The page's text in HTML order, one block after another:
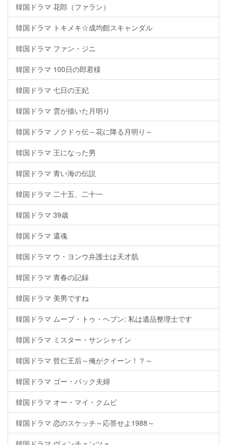
韓国ドラマ 花郎（ファラン）
韓国ドラマ トキメキ☆成均館スキャンダル
韓国ドラマ ファン・ジニ
韓国ドラマ 100日の郎君様
韓国ドラマ 七日の王妃
韓国ドラマ 雲が描いた月明り
韓国ドラマ ノクドゥ伝～花に降る月明り～
韓国ドラマ 王になった男
韓国ドラマ 青い海の伝説
韓国ドラマ 二十五、二十一
韓国ドラマ 39歳
韓国ドラマ 還魂
韓国ドラマ ウ・ヨンウ弁護士は天才肌
韓国ドラマ 青春の記録
韓国ドラマ 美男ですね
韓国ドラマ ムーブ・トゥ・ヘブン: 私は遺品整理士です
韓国ドラマ ミスター・サンシャイン
韓国ドラマ 哲仁王后～俺がクイーン！？～
韓国ドラマ ゴー・バック夫婦
韓国ドラマ オー・マイ・クムビ
韓国ドラマ 恋のスケッチ～応答せよ1988～